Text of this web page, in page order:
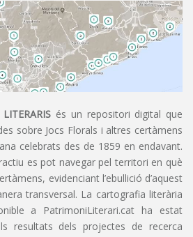
és un repositori digital que
sobre Jocs Florals i altres certàmens
celebrats des de 1859 en endavant.
es pot navegar pel territori en què
evidenciant l’ebullició d’aquest
transversal. La cartografia literària
a PatrimoniLiterari.cat ha estat
resultats dels projectes de recerca